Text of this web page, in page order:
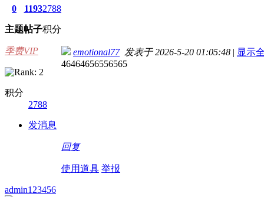
0
主题
1193
帖子
2788
积分
季费VIP
积分
2788
发消息
emotional77发表于 2026-5-20 01:05:48 | 显示
46464656556565
回复
使用道具 举报
admin123456